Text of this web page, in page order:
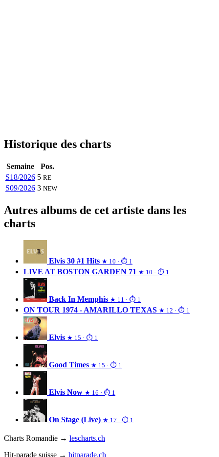
Historique des charts
Semaine
Pos.
S18/2026 5 RE
S09/2026 3 NEW
Autres albums de cet artiste dans les
charts
Elvis 30 #1 Hits ★ 10 · ⏱ 1
LIVE AT BOSTON GARDEN 71 ★ 10 · ⏱ 1
Back In Memphis ★ 11 · ⏱ 1
ON TOUR 1974 - AMARILLO TEXAS ★ 12 · ⏱ 1
Elvis ★ 15 · ⏱ 1
Good Times ★ 15 · ⏱ 1
Elvis Now ★ 16 · ⏱ 1
On Stage (Live) ★ 17 · ⏱ 1
Charts Romandie → lescharts.ch
Hit-parade suisse → hitparade.ch